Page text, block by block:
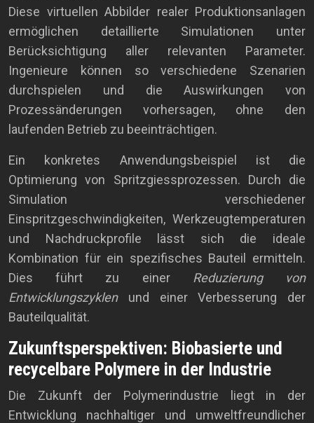
Diese virtuellen Abbilder realer Produktionsanlagen
ermöglichen detaillierte Simulationen unter
Berücksichtigung aller relevanten Parameter.
Ingenieure können so verschiedene Szenarien
durchspielen und die Auswirkungen von
Prozessänderungen vorhersagen, ohne den
laufenden Betrieb zu beeinträchtigen.
Ein konkretes Anwendungsbeispiel ist die
Optimierung von Spritzgiessprozessen. Durch die
Simulation verschiedener
Einspritzgeschwindigkeiten, Werkzeugtemperaturen
und Nachdruckprofile lässt sich die ideale
Kombination für ein spezifisches Bauteil ermitteln.
Dies führt zu einer
Reduzierung von
Entwicklungszyklenund einer Verbesserung der
Bauteilqualität.
Zukunftsperspektiven: Biobasierte und
recycelbare Polymere in der Industrie
Die Zukunft der Polymerindustrie liegt in der
Entwicklung nachhaltiger und umweltfreundlicher